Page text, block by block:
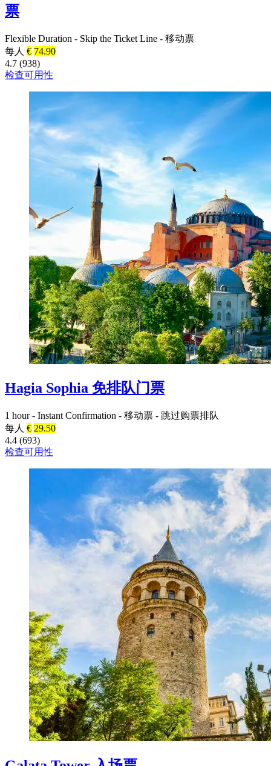
票
Flexible Duration - Skip the Ticket Line - 移动票
每人 € 74.90
4.7 (938)
检查可用性
Hagia Sophia 免排队门票
1 hour - Instant Confirmation - 移动票 - 跳过购票排队
每人 € 29.50
4.4 (693)
检查可用性